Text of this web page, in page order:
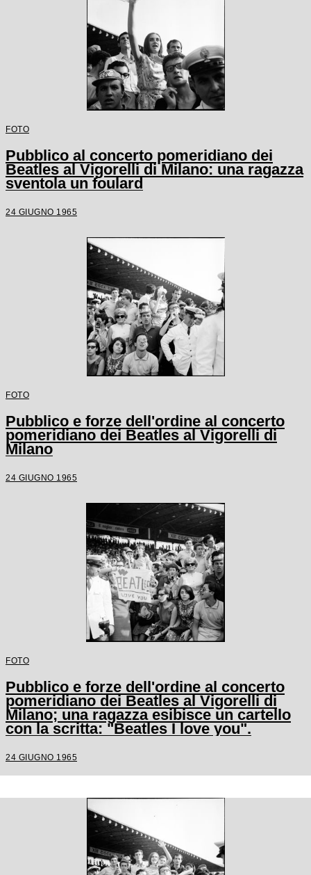
FOTO
Pubblico al concerto pomeridiano dei
Beatles al Vigorelli di Milano: una ragazza
sventola un foulard
24 GIUGNO 1965
FOTO
Pubblico e forze dell'ordine al concerto
pomeridiano dei Beatles al Vigorelli di
Milano
24 GIUGNO 1965
FOTO
Pubblico e forze dell'ordine al concerto
pomeridiano dei Beatles al Vigorelli di
Milano; una ragazza esibisce un cartello
con la scritta: "Beatles I love you".
24 GIUGNO 1965